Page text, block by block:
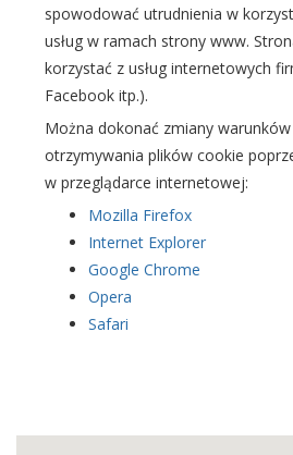
spowodować utrudnienia w
usług w ramach strony www.
korzystać z usług internetowych
Facebook itp.).
Można dokonać zmiany
otrzymywania plików cookie
w przeglądarce internetowej:
Mozilla Firefox
Internet Explorer
Google Chrome
Opera
Safari